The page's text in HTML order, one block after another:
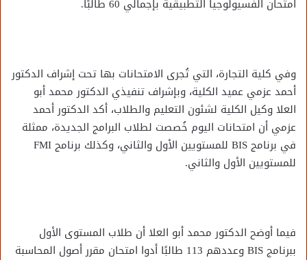
امتحان الفسيولوجيا التطبيقية بإجمالي 60 طالبًا.
وفي كلية التجارة، التي تُجرى الامتحانات بها تحت إشراف الدكتور
أحمد عزمي عميد الكلية، وبإشراف تنفيذي الدكتور محمد أبو
العلا وكيل الكلية لشئون التعليم والطلاب، أكد الدكتور أحمد
عزمي أن امتحانات اليوم خُصصت لطلاب البرامج الجديدة، ممثلة
في برنامج BIS للمستويين الأول والثاني، وكذلك برنامج FMI
للمستويين الأول والثاني.
فيما أوضح الدكتور محمد أبو العلا أن طلاب المستوى الأول
ببرنامج BIS وعددهم 113 طالبًا أدوا امتحان مقرر أصول المحاسبة